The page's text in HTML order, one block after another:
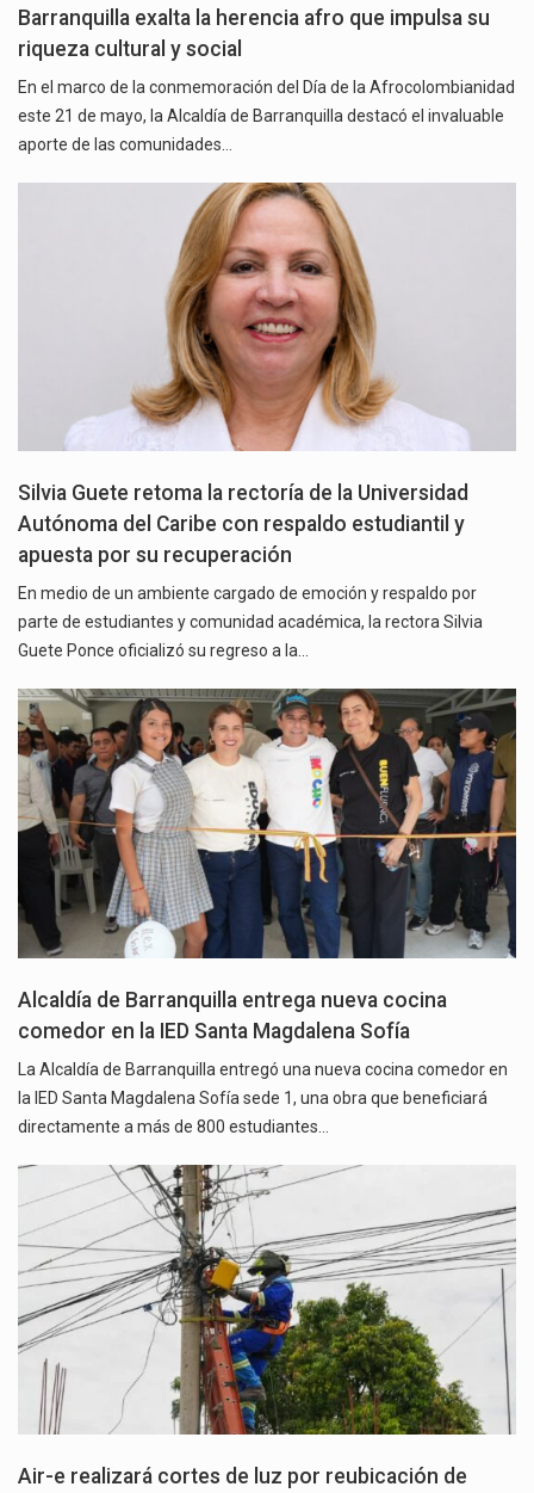
Barranquilla exalta la herencia afro que impulsa su
riqueza cultural y social
En el marco de la conmemoración del Día de la Afrocolombianidad
este 21 de mayo, la Alcaldía de Barranquilla destacó el invaluable
aporte de las comunidades…
Silvia Guete retoma la rectoría de la Universidad
Autónoma del Caribe con respaldo estudiantil y
apuesta por su recuperación
En medio de un ambiente cargado de emoción y respaldo por
parte de estudiantes y comunidad académica, la rectora Silvia
Guete Ponce oficializó su regreso a la…
Alcaldía de Barranquilla entrega nueva cocina
comedor en la IED Santa Magdalena Sofía
La Alcaldía de Barranquilla entregó una nueva cocina comedor en
la IED Santa Magdalena Sofía sede 1, una obra que beneficiará
directamente a más de 800 estudiantes…
Air-e realizará cortes de luz por reubicación de